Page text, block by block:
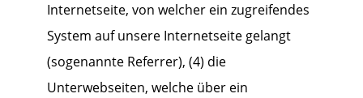
Internetseite, von welcher ein zugreifendes
System auf unsere Internetseite gelangt
(sogenannte Referrer), (4) die
Unterwebseiten, welche über ein